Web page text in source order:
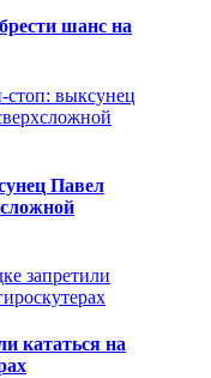
шанс на
Павел
кататься на